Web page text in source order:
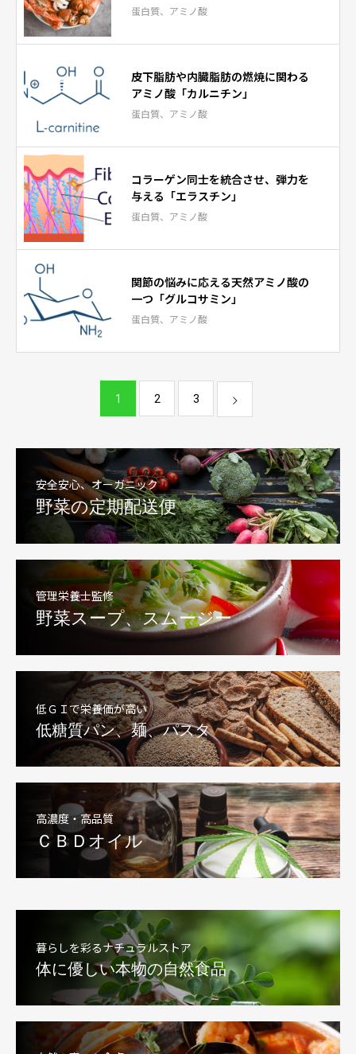
蛋白質、アミノ酸
皮下脂肪や内臓脂肪の燃焼に関わる
アミノ酸「カルニチン」
蛋白質、アミノ酸
コラーゲン同士を統合させ、弾力を
与える「エラスチン」
蛋白質、アミノ酸
関節の悩みに応える天然アミノ酸の
一つ「グルコサミン」
蛋白質、アミノ酸
1 2 3
安全安心、オーガニック
野菜の定期配送便
管理栄養士監修
野菜スープ、スムージー
低ＧＩで栄養価が高い
低糖質パン、麺、パスタ
高濃度・高品質
ＣＢＤオイル
暮らしを彩るナチュラルストア
体に優しい本物の自然食品